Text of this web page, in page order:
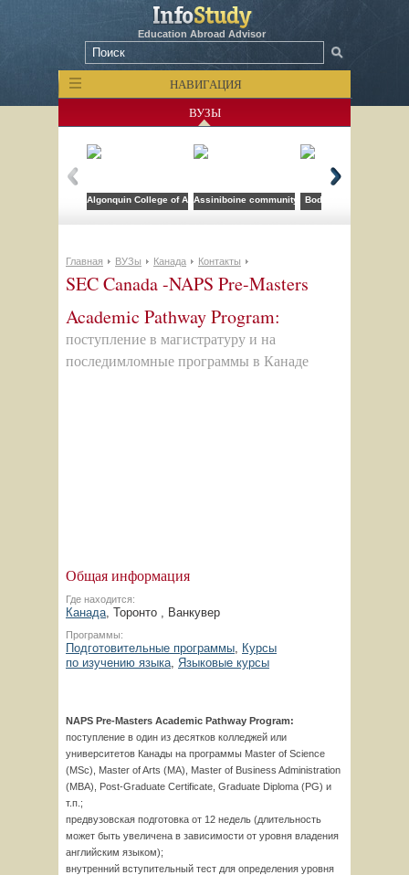
Education Abroad Advisor
НАВИГАЦИЯ
ВУЗЫ
Algonquin College of Applied Arts and Technology
Assiniboine community collegeBodwell High School
Главная ВУЗы Канада Контакты
SEC Canada -NAPS Pre-Masters
Academic Pathway Program:
поступление в магистратуру и на
последимломные программы в Канаде
Общая информация
Где находится:
Канада, Торонто , Ванкувер
Программы:
Подготовительные программы, Курсы
по изучению языка, Языковые курсы
NAPS Pre-Masters Academic Pathway Program:
поступление в один из десятков колледжей или
университетов Канады на программы Master of Science
(MSc), Master of Arts (MA), Master of Business Administration
(MBA), Post-Graduate Certificate, Graduate Diploma (PG) и
т.п.;
предвузовская подготовка от 12 недель (длительность
может быть увеличена в зависимости от уровня владения
английским языком);
внутренний вступительный тест для определения уровня